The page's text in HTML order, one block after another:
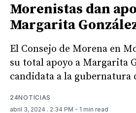
Morenistas dan
Margarita
El Consejo de Morena en
su total apoyo a Margarita
candidata a la gubernatura
24NOTICIAS
abril 3, 2024 . 2:34 PM - 1 min read